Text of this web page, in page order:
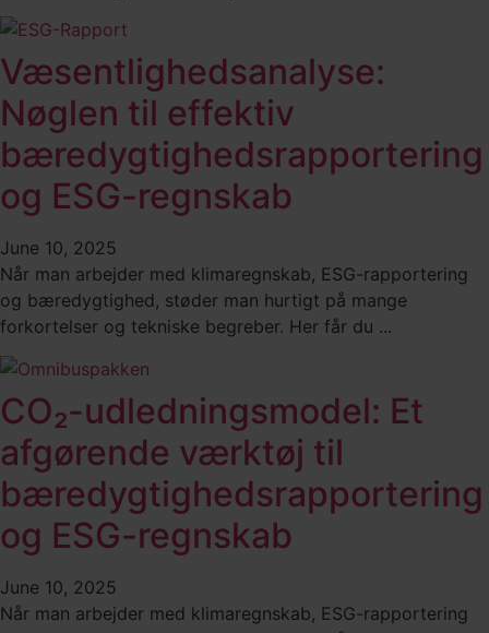
Væsentlighedsanalyse:
Nøglen til effektiv
bæredygtighedsrapportering
og ESG-regnskab
June 10, 2025
Når man arbejder med klimaregnskab, ESG-rapportering
og bæredygtighed, støder man hurtigt på mange
forkortelser og tekniske begreber. Her får du ...
CO₂-udledningsmodel: Et
afgørende værktøj til
bæredygtighedsrapportering
og ESG-regnskab
June 10, 2025
Når man arbejder med klimaregnskab, ESG-rapportering